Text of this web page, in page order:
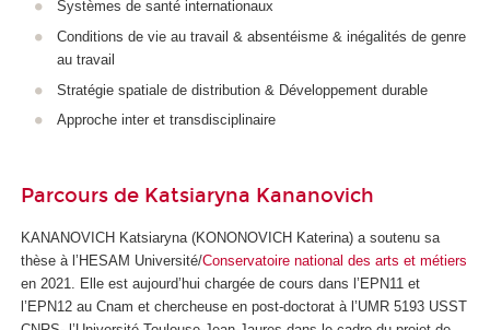
Systèmes de santé internationaux
Conditions de vie au travail & absentéisme & inégalités de genre
au travail
Stratégie spatiale de distribution & Développement durable
Approche inter et transdisciplinaire
Parcours de Katsiaryna Kananovich
KANANOVICH Katsiaryna (KONONOVICH Katerina) a soutenu sa
thèse à l’HESAM Université/Conservatoire national des arts et métiers
en 2021. Elle est aujourd’hui chargée de cours dans l’EPN11 et
l’EPN12 au Cnam et chercheuse en post-doctorat à l’UMR 5193 USST